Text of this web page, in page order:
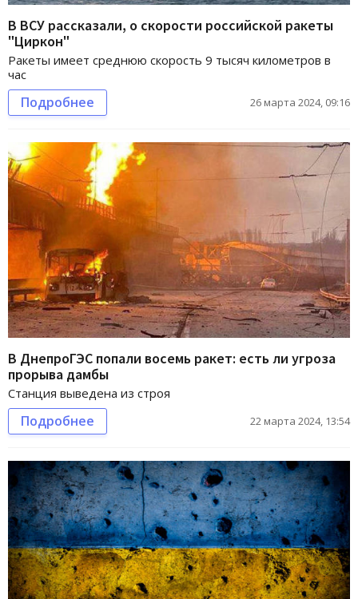
В ВСУ рассказали, о скорости российской ракеты
"Циркон"
Ракеты имеет среднюю скорость 9 тысяч километров в
час
Подробнее 26 марта 2024, 09:16
В ДнепроГЭС попали восемь ракет: есть ли угроза
прорыва дамбы
Станция выведена из строя
Подробнее 22 марта 2024, 13:54